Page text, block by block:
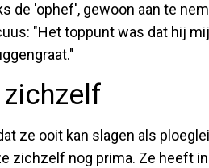
de 'ophef', gewoon aan te
"Het toppunt was dat hij
ze ooit kan slagen als
zichzelf nog prima. Ze heeft